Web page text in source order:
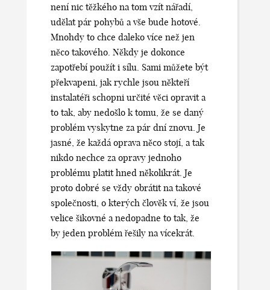
není nic těžkého na tom vzít nářadí,
udělat pár pohybů a vše bude hotové.
Mnohdy to chce daleko více než jen
něco takového. Někdy je dokonce
zapotřebí použít i sílu. Sami můžete být
překvapeni, jak rychle jsou někteří
instalatéři schopni určité věci opravit a
to tak, aby nedošlo k tomu, že se daný
problém vyskytne za pár dní znovu. Je
jasné, že každá oprava něco stojí, a tak
nikdo nechce za opravy jednoho
problému platit hned několikrát. Je
proto dobré se vždy obrátit na takové
společnosti, o kterých člověk ví, že jsou
velice šikovné a nedopadne to tak, že
by jeden problém řešily na vícekrát.